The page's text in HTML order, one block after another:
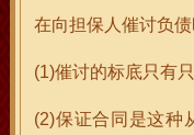
在向担保人催讨负
(1)催讨的标底只有
(2)保证合同是这种